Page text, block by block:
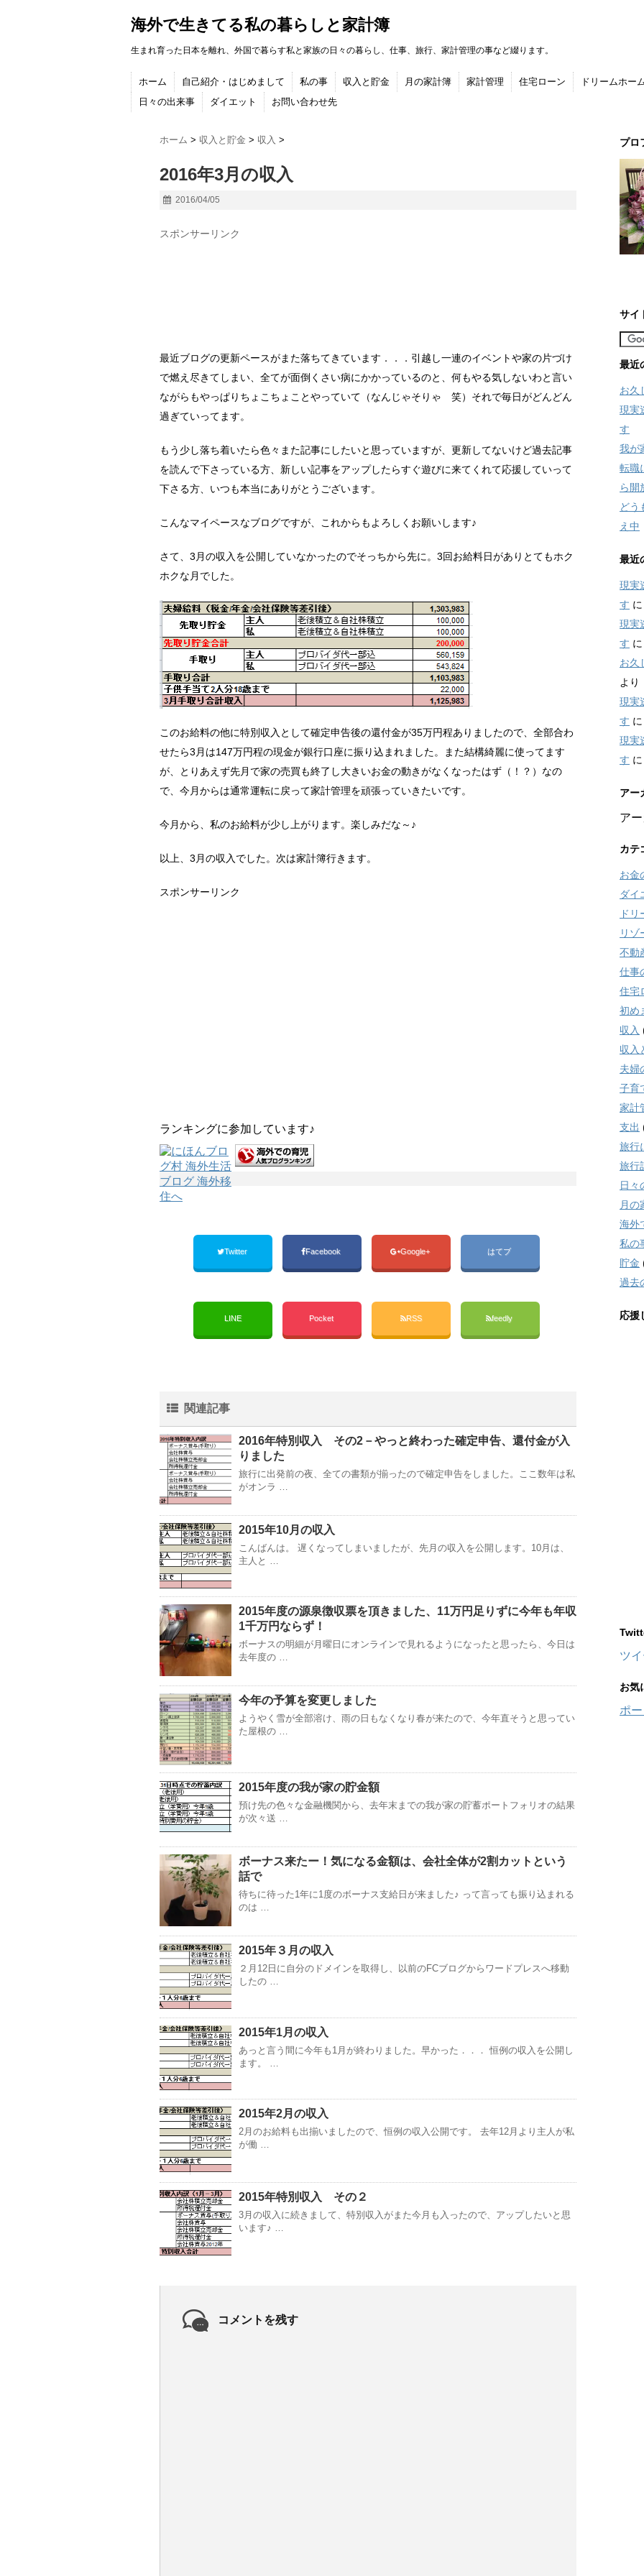
海外で生きてる私の暮らしと家計簿
生まれ育った日本を離れ、外国で暮らす私と家族の日々の暮らし、仕事、旅行、家計管理の事など綴ります。
ホーム 自己紹介・はじめまして 私の事 収入と貯金 月の家計簿 家計管理 住宅ローン ドリームホー
日々の出来事
ダイエット お問い合わせ先
ホーム > 収入と貯金 > 収入 >
2016年3月の収入
2016/04/05
スポンサーリンク
最近ブログの更新ペースがまた落ちてきています．．．引越し一連のイベントや家の片づけ
で燃え尽きてしまい、全てが面倒くさい病にかかっているのと、何もやる気しないわと言い
ながらもやっぱりちょこちょことやっていて（なんじゃそりゃ 笑）それで毎日がどんどん
過ぎていってます。
もう少し落ち着いたら色々また記事にしたいと思っていますが、更新してないけど過去記事
を読んで下さっている方、新しい記事をアップしたらすぐ遊びに来てくれて応援していって
下さる方、いつも本当にありがとうございます。
こんなマイペースなブログですが、これからもよろしくお願いします♪
さて、3月の収入を公開していなかったのでそっちから先に。3回お給料日がありとてもホク
ホクな月でした。
このお給料の他に特別収入として確定申告後の還付金が35万円程ありましたので、全部合わ
せたら3月は147万円程の現金が銀行口座に振り込まれました。また結構綺麗に使ってます
が、とりあえず先月で家の売買も終了し大きいお金の動きがなくなったはず（！？）なの
で、今月からは通常運転に戻って家計管理を頑張っていきたいです。
今月から、私のお給料が少し上がります。楽しみだな～♪
以上、3月の収入でした。次は家計簿行きます。
スポンサーリンク
ランキングに参加しています♪
Twitter Facebook Google+ はてブ
LINE Pocket RSS feedly
関連記事
2016年特別収入 その2－やっと終わった確定申告、還付金が入
りました
旅行に出発前の夜、全ての書類が揃ったので確定申告をしました。ここ数年は私
がオンラ …
2015年10月の収入
こんばんは。 遅くなってしまいましたが、先月の収入を公開します。10月は、
主人と …
2015年度の源泉徴収票を頂きました、11万円足りずに今年も年収
1千万円ならず！
ボーナスの明細が月曜日にオンラインで見れるようになったと思ったら、今日は
去年度の …
今年の予算を変更しました
ようやく雪が全部溶け、雨の日もなくなり春が来たので、今年直そうと思ってい
た屋根の …
2015年度の我が家の貯金額
預け先の色々な金融機関から、去年末までの我が家の貯蓄ポートフォリオの結果
が次々送 …
ボーナス来たー！気になる金額は、会社全体が2割カットという
話で
待ちに待った1年に1度のボーナス支給日が来ました♪ って言っても振り込まれる
のは …
2015年３月の収入
２月12日に自分のドメインを取得し、以前のFCブログからワードプレスへ移動
したの …
2015年1月の収入
あっと言う間に今年も1月が終わりました。早かった．．． 恒例の収入を公開し
ます。 …
2015年2月の収入
2月のお給料も出揃いましたので、恒例の収入公開です。 去年12月より主人が私
が働 …
2015年特別収入 その２
3月の収入に続きまして、特別収入がまた今月も入ったので、アップしたいと思
います♪ …
コメントを残す
プロ
サイ
最近
お久
現実
す
我が
転職
ら開
どう
え中
最近
現実
す に
現実
す に
お久
より
現実
す に
現実
す に
アー
ア
カテ
お金
ダイ
ドリ
リゾ
不動
仕事
住宅
初め
収入
収入
夫婦
子育
家計
支出
旅行
旅行
日々
月の
海外
私の
貯金
過去
応援
ツイ
お気
ポ